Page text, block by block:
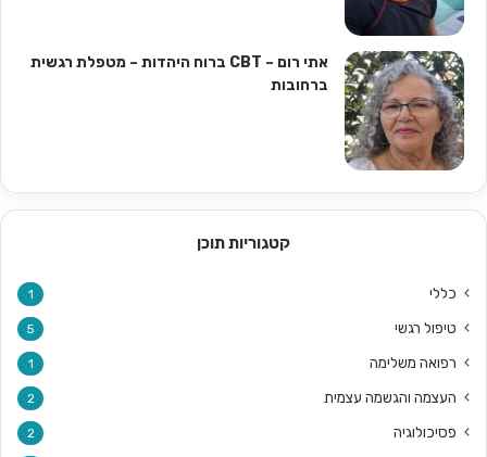
אתי רום – CBT ברוח היהדות – מטפלת רגשית
ברחובות
קטגוריות תוכן
כללי 1
טיפול רגשי 5
רפואה משלימה 1
העצמה והגשמה עצמית 2
פסיכולוגיה 2